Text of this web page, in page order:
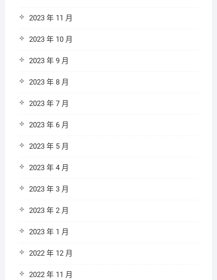
2023 年 11 月
2023 年 10 月
2023 年 9 月
2023 年 8 月
2023 年 7 月
2023 年 6 月
2023 年 5 月
2023 年 4 月
2023 年 3 月
2023 年 2 月
2023 年 1 月
2022 年 12 月
2022 年 11 月